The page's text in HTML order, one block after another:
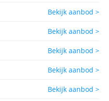
Bekijk aanbod >
Bekijk aanbod >
Bekijk aanbod >
Bekijk aanbod >
Bekijk aanbod >